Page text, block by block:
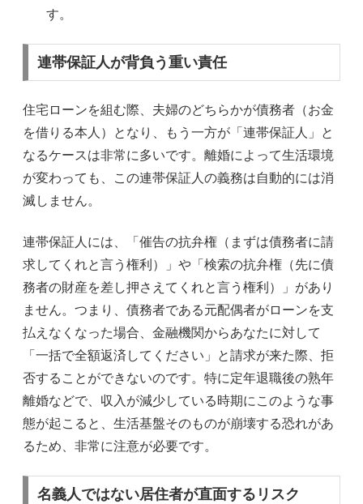
す。
連帯保証人が背負う重い責任
住宅ローンを組む際、夫婦のどちらかが債務者（お金
を借りる本人）となり、もう一方が「連帯保証人」と
なるケースは非常に多いです。離婚によって生活環境
が変わっても、この連帯保証人の義務は自動的には消
滅しません。
連帯保証人には、「催告の抗弁権（まずは債務者に請
求してくれと言う権利）」や「検索の抗弁権（先に債
務者の財産を差し押さえてくれと言う権利）」があり
ません。つまり、債務者である元配偶者がローンを支
払えなくなった場合、金融機関からあなたに対して
「一括で全額返済してください」と請求が来た際、拒
否することができないのです。特に定年退職後の熟年
離婚などで、収入が減少している時期にこのような事
態が起こると、生活基盤そのものが崩壊する恐れがあ
るため、非常に注意が必要です。
名義人ではない居住者が直面するリスク